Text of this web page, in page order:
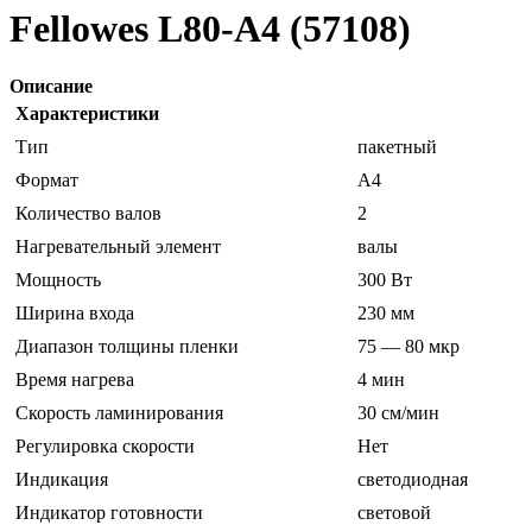
Fellowes L80-A4 (57108)
Описание
Характеристики
Тип
пакетный
Формат
A4
Количество валов
2
Нагревательный элемент
валы
Мощность
300 Вт
Ширина входа
230 мм
Диапазон толщины пленки
75 — 80 мкр
Время нагрева
4 мин
Скорость ламинирования
30 см/мин
Регулировка скорости
Нет
Индикация
светодиодная
Индикатор готовности
световой